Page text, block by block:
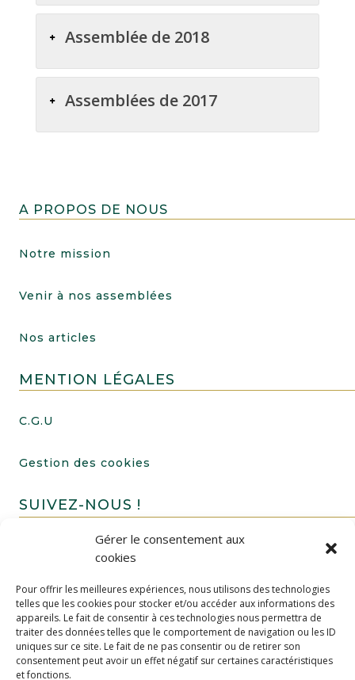
Gérer le consentement aux
cookies
Pour offrir les meilleures expériences, nous utilisons des technologies
telles que les cookies pour stocker et/ou accéder aux informations des
appareils. Le fait de consentir à ces technologies nous permettra de
traiter des données telles que le comportement de navigation ou les ID
uniques sur ce site. Le fait de ne pas consentir ou de retirer son
consentement peut avoir un effet négatif sur certaines caractéristiques
et fonctions.
Assemblée de 2018
Assemblées de 2017
A PROPOS DE NOUS
Notre mission
Venir à nos assemblées
Nos articles
MENTION LÉGALES
C.G.U
Gestion des cookies
SUIVEZ-NOUS !
FAIRE UN DON